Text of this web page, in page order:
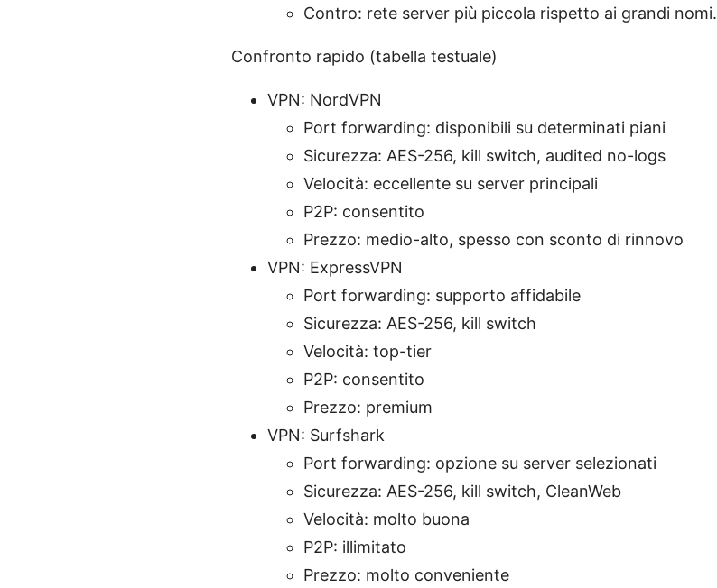
Contro: rete server più piccola rispetto ai grandi nomi.
Confronto rapido (tabella testuale)
VPN: NordVPN
Port forwarding: disponibili su determinati piani
Sicurezza: AES-256, kill switch, audited no-logs
Velocità: eccellente su server principali
P2P: consentito
Prezzo: medio-alto, spesso con sconto di rinnovo
VPN: ExpressVPN
Port forwarding: supporto affidabile
Sicurezza: AES-256, kill switch
Velocità: top-tier
P2P: consentito
Prezzo: premium
VPN: Surfshark
Port forwarding: opzione su server selezionati
Sicurezza: AES-256, kill switch, CleanWeb
Velocità: molto buona
P2P: illimitato
Prezzo: molto conveniente